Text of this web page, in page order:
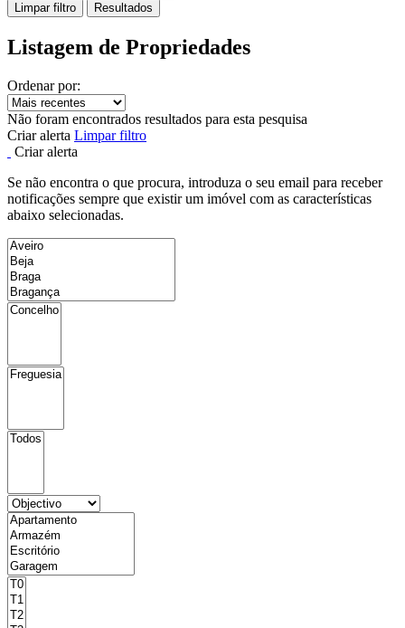
Limpar filtro Resultados
Listagem de Propriedades
Ordenar por:
Não foram encontrados resultados para esta pesquisa
Criar alerta Limpar filtro
Criar alerta
Se não encontra o que procura, introduza o seu email para receber
notificações sempre que existir um imóvel com as características
abaixo selecionadas.